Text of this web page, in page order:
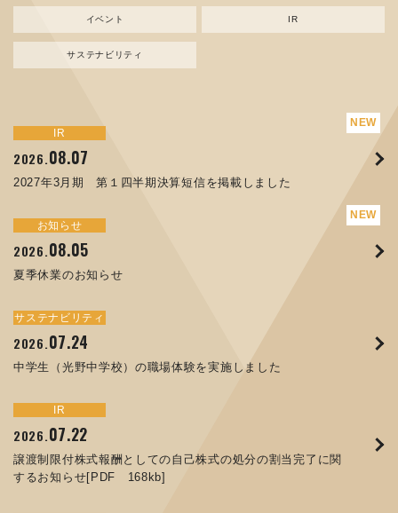
イベント IR
サステナビリティ
IR
2026.08.07
2027年3月期 第１四半期決算短信を掲載しました
お知らせ
2026.08.05
夏季休業のお知らせ
サステナビリティ
2026.07.24
中学生（光野中学校）の職場体験を実施しました
IR
2026.07.22
譲渡制限付株式報酬としての自己株式の処分の割当完了に関
するお知らせ[PDF 168kb]
新規事業
2024.04.10
資源ごみAI 自動選別機 販売開始のお知らせ
お知らせ
2026.08.05
夏季休業のお知らせ
お知らせ
2025.11.17
コラムを更新しました：MECT2025(メカトロテックジャパ
お知らせ
2025. 09.02
お知らせ
2025.05.29
コラムを更新しました：MEX金沢2025(第61回機械工業見本
トピックス
2026.07.17
ORANGE NEWS Vol. 014を掲載しました
トピックス
2026.04.17
ORANGE NEWS Vol. 013を掲載しました
トピックス
2025.10.01
高松流技Vol.25を掲載しました
トピックス
2025.09.10
ORANGE NEWS Vol. 011を掲載しました
イベント
2026.04.03
MEX金沢2026 出展のご案内 ※終了しました
イベント
2025.08.29
MECT 2025 出展のご案内 ※終了しました
イベント
2025.04.16
MEX金沢2025 出展のご案内 ※終了しました
イベント
2024.09.26
JIMTOF2024 出展のご案内 ※終了しました
IR
2026.08.07
2027年3月期 第１四半期決算短信を掲載しました
IR
2026.07.22
譲渡制限付株式報酬としての自己株式の処分の割当完了に関
IR
2026. 07.07
IR
2026.07.01
コーポレートガバナンス報告書を更新しました
サステナビリティ
2026.07.24
中学生（光野中学校）の職場体験を実施しました
サステナビリティ
2026.06.12
人材戦略を策定しました
サステナビリティ
2026.03.26
「健康経営優良法人２０２６（大規模法人部門）」に認定さ
サステナビリティ
2025.12.09
令和７年度石川県ワークライフバランス企業知事表彰「優良